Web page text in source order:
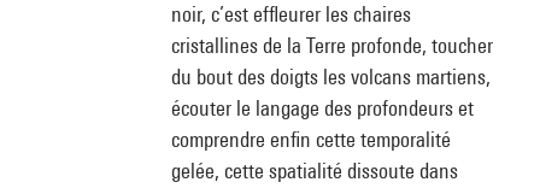
noir, c’est effleurer les chaires
cristallines de la Terre profonde, toucher
du bout des doigts les volcans martiens,
écouter le langage des profondeurs et
comprendre enfin cette temporalité
gelée, cette spatialité dissoute dans